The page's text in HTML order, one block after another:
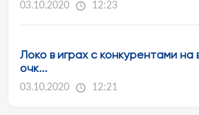
03.10.2020 12:23
Локо в играх с конкурентами на
очк...
03.10.2020 12:21